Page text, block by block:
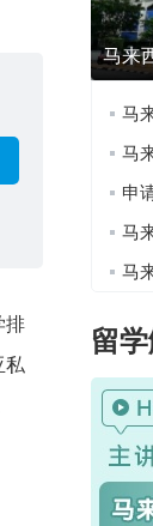
排
私
马来
马
马
申
马
马
留